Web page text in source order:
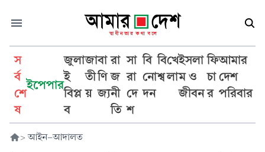
স
র্ব
শে
ষ
ইপেপার
জুলা
ই
বিপ্ল
ব
জা
তী
য়
বা
ণি
জ্য
রা
জ
নী
তি
সা
রা
দে
শ
বি
নো
দন
বি
শ্ব
খে
লা
ইসলা
ম ও
জীবন
ফি
চা
র
আমার
দেশ
পরিবার
> আইন-আদালত